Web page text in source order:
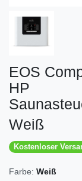
EOS
HP
Weiß
Kostenloser
Farbe: Weiß